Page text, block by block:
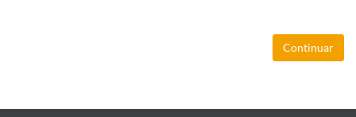
Continuar